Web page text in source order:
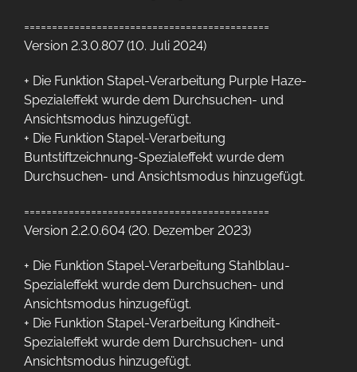
============================================
Version 2.3.0.807 (10. Juli 2024)
+ Die Funktion Stapel-Verarbeitung Purple Haze-
Spezialeffekt wurde dem Durchsuchen- und
Ansichtsmodus hinzugefügt.
+ Die Funktion Stapel-Verarbeitung
Buntstiftzeichnung-Spezialeffekt wurde dem
Durchsuchen- und Ansichtsmodus hinzugefügt.
============================================
Version 2.2.0.604 (20. Dezember 2023)
+ Die Funktion Stapel-Verarbeitung Stahlblau-
Spezialeffekt wurde dem Durchsuchen- und
Ansichtsmodus hinzugefügt.
+ Die Funktion Stapel-Verarbeitung Kindheit-
Spezialeffekt wurde dem Durchsuchen- und
Ansichtsmodus hinzugefügt.